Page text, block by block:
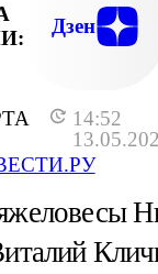
14:52
Дзен